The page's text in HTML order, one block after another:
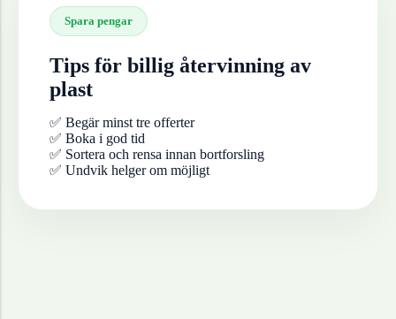
Spara pengar
Tips för billig återvinning av
plast
✅ Begär minst tre offerter
✅ Boka i god tid
✅ Sortera och rensa innan bortforsling
✅ Undvik helger om möjligt